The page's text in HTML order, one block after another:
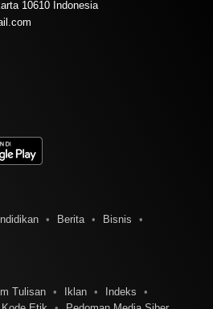
10610 Indonesia
Berita
Bisnis
Tulisan Iklan
Indeks